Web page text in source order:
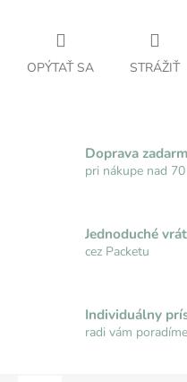
OPÝTAŤ SA STRÁŽIŤ
Doprava
pri nákupe nad
Jednoduché
cez Packetu
Individuálny
radi vám poradíme